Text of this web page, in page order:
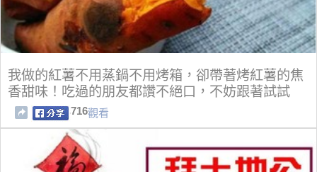
我做的紅薯不用蒸鍋不用烤箱，卻帶著烤紅薯的焦
香甜味！吃過的朋友都讚不絕口，不妨跟著試試
716觀看